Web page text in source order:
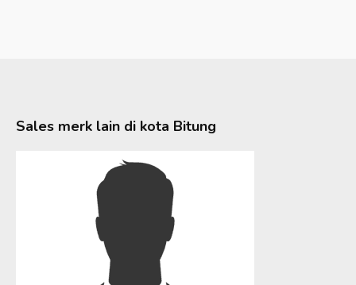
Sales merk lain di kota Bitung